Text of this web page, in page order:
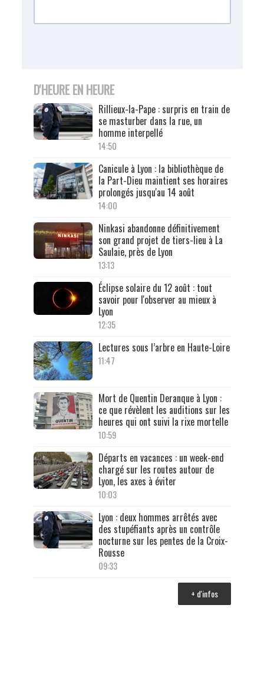
D'HEURE EN HEURE
Rillieux-la-Pape : surpris en train de
se masturber dans la rue, un
homme interpellé
14:50
Canicule à Lyon : la bibliothèque de
la Part-Dieu maintient ses horaires
prolongés jusqu'au 14 août
14:00
Ninkasi abandonne définitivement
son grand projet de tiers-lieu à La
Saulaie, près de Lyon
13:13
Éclipse solaire du 12 août : tout
savoir pour l'observer au mieux à
Lyon
12:35
Lectures sous l’arbre en Haute-Loire
11:47
Mort de Quentin Deranque à Lyon :
ce que révèlent les auditions sur les
heures qui ont suivi la rixe mortelle
10:59
Départs en vacances : un week-end
chargé sur les routes autour de
Lyon, les axes à éviter
10:03
Lyon : deux hommes arrêtés avec
des stupéfiants après un contrôle
nocturne sur les pentes de la Croix-
Rousse
09:33
+ d'infos